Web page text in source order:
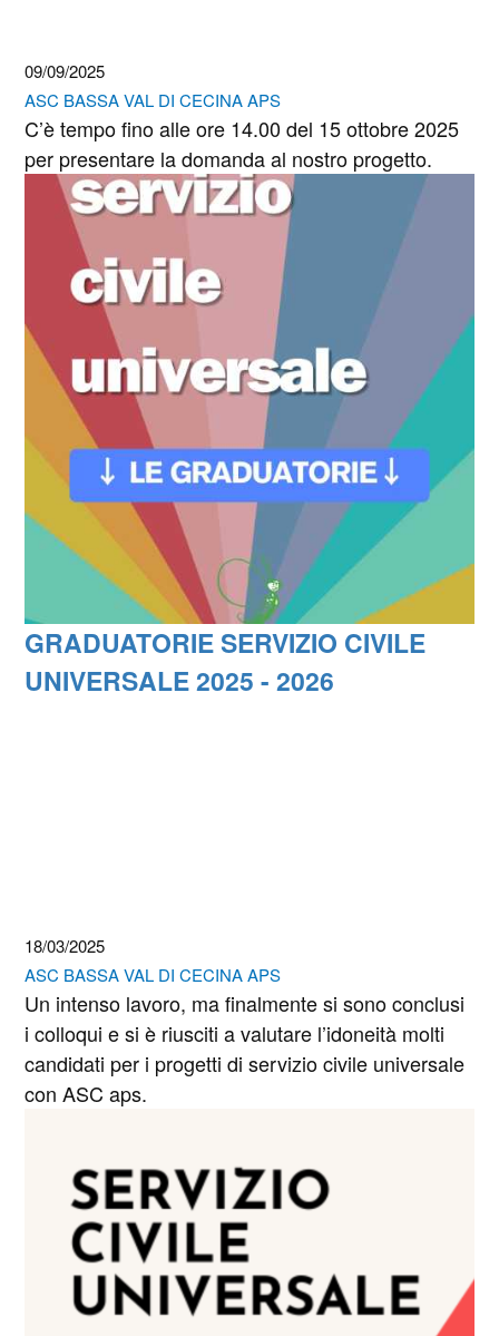
09/09/2025
ASC BASSA VAL DI CECINA APS
C’è tempo fino alle ore 14.00 del 15 ottobre 2025
per presentare la domanda al nostro progetto.
GRADUATORIE SERVIZIO CIVILE
UNIVERSALE 2025 - 2026
18/03/2025
ASC BASSA VAL DI CECINA APS
Un intenso lavoro, ma finalmente si sono conclusi
i colloqui e si è riusciti a valutare l’idoneità molti
candidati per i progetti di servizio civile universale
con ASC aps.